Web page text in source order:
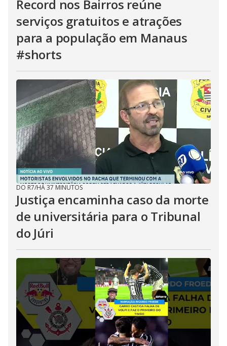
Record nos Bairros reúne
serviços gratuitos e atrações
para a população em Manaus
#shorts
DO R7/HÁ 37 MINUTOS
Justiça encaminha caso da morte
de universitária para o Tribunal
do Júri